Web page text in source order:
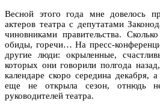
Весной этого года мне довелось
актеров театра с депутатами
чиновниками правительства.
обиды, горечи… На пресс-
другие люди: окрыленные,
которых они говорили полгода
календаре скоро середина декабря,
еще не открыла сезон, отнюдь
руководителей театра.